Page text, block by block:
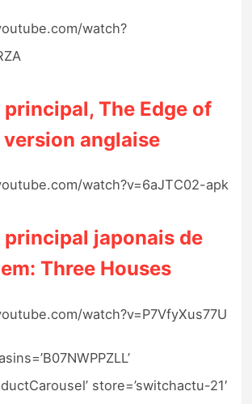
watch?
principal, The Edge of
version anglaise
watch?v=6aJTC02-apk
principal japonais de
Three Houses
watch?v=P7VfyXus77U
store=’switchactu-21′